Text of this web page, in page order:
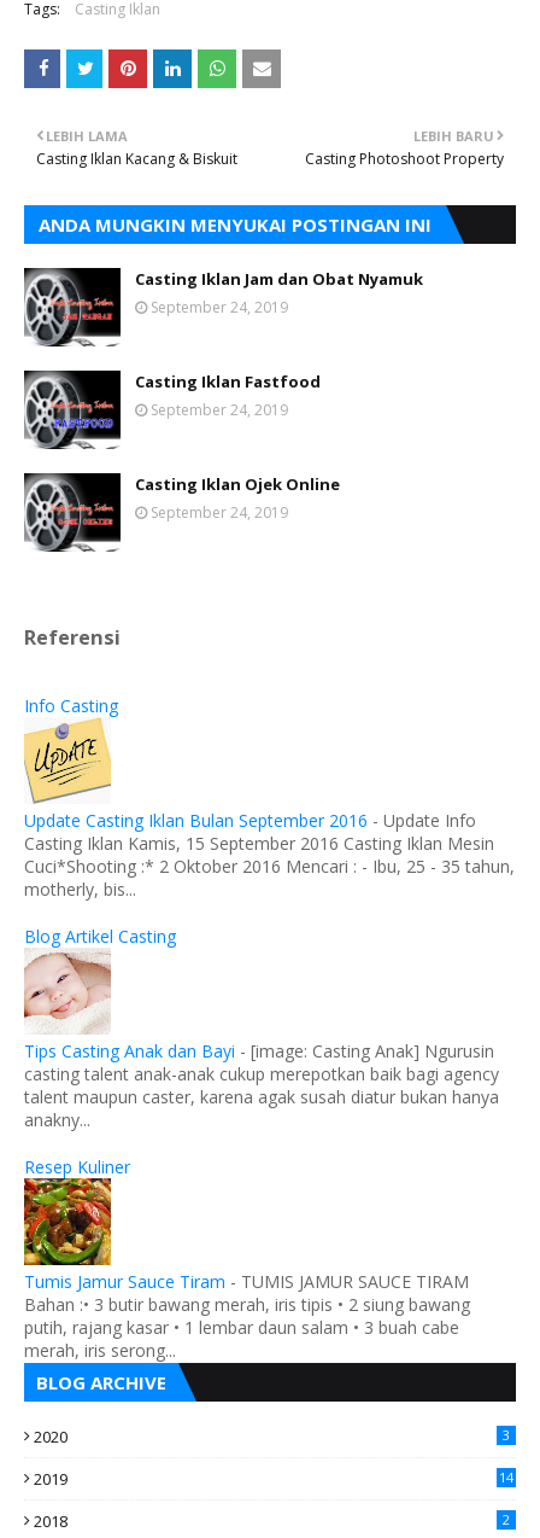
Tags: Casting Iklan
LEBIH BARU
Casting Photoshoot Property
LEBIH LAMA
Casting Iklan Kacang & Biskuit
ANDA MUNGKIN MENYUKAI POSTINGAN INI
Casting Iklan Jam dan Obat Nyamuk
September 24, 2019
Casting Iklan Fastfood
September 24, 2019
Casting Iklan Ojek Online
September 24, 2019
Referensi
Info Casting
Update Casting Iklan Bulan September 2016 - Update Info
Casting Iklan Kamis, 15 September 2016 Casting Iklan Mesin
Cuci*Shooting :* 2 Oktober 2016 Mencari : - Ibu, 25 - 35 tahun,
motherly, bis...
Blog Artikel Casting
Tips Casting Anak dan Bayi - [image: Casting Anak] Ngurusin
casting talent anak-anak cukup merepotkan baik bagi agency
talent maupun caster, karena agak susah diatur bukan hanya
anakny...
Resep Kuliner
Tumis Jamur Sauce Tiram - TUMIS JAMUR SAUCE TIRAM
Bahan :• 3 butir bawang merah, iris tipis • 2 siung bawang
putih, rajang kasar • 1 lembar daun salam • 3 buah cabe
merah, iris serong...
BLOG ARCHIVE
2020 3
2019 14
2018 2